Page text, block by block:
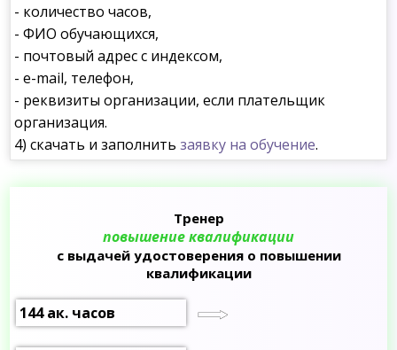
- количество часов,
- ФИО обучающихся,
- почтовый адрес с индексом,
- e-mail, телефон,
- реквизиты организации, если плательщик
организация.
4) скачать и заполнитьзаявку на обучение.
Тренер
повышение квалификации
с выдачей удостоверения о повышении
квалификации
144 ак. часов